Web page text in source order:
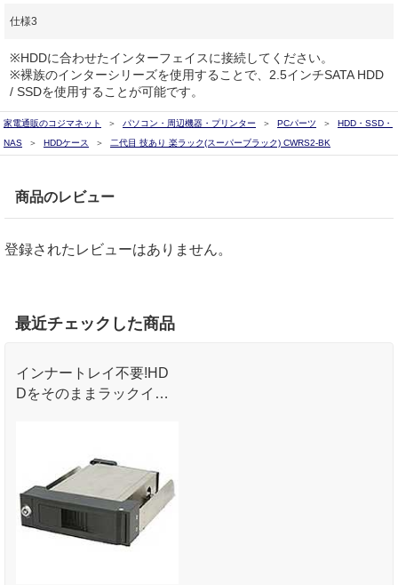
仕様3
※HDDに合わせたインターフェイスに接続してください。
※裸族のインターシリーズを使用することで、2.5インチSATA HDD
/ SSDを使用することが可能です。
家電通販のコジマネット パソコン・周辺機器・プリンター PCパーツ
HDD・SSD・
NAS
HDDケース 二代目 技あり 楽ラック(スーパーブラック) CWRS2-BK
商品のレビュー
登録されたレビューはありません。
最近チェックした商品
インナートレイ不要!HD
Dをそのままラックイン!